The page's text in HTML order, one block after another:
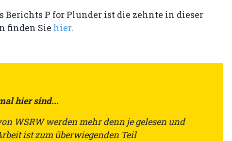
Berichts P for Plunder ist die zehnte in dieser
finden Sie hier.
hier sind...
WSRW werden mehr denn je gelesen und
ist zum überwiegenden Teil